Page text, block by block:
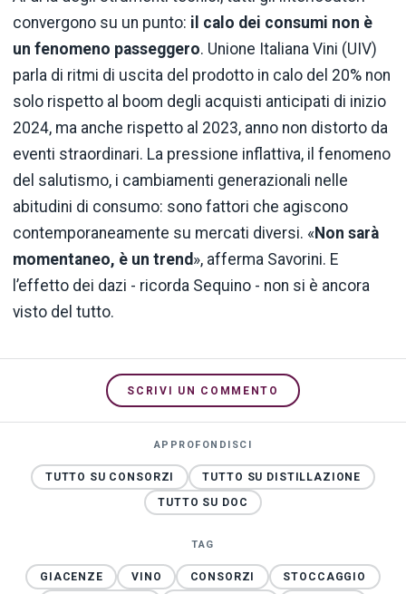
convergono su un punto: il calo dei consumi non è
un fenomeno passeggero. Unione Italiana Vini (UIV)
parla di ritmi di uscita del prodotto in calo del 20% non
solo rispetto al boom degli acquisti anticipati di inizio
2024, ma anche rispetto al 2023, anno non distorto da
eventi straordinari. La pressione inflattiva, il fenomeno
del salutismo, i cambiamenti generazionali nelle
abitudini di consumo: sono fattori che agiscono
contemporaneamente su mercati diversi. «Non sarà
momentaneo, è un trend», afferma Savorini. E
l’effetto dei dazi - ricorda Sequino - non si è ancora
visto del tutto.
SCRIVI UN COMMENTO
APPROFONDISCI
TUTTO SU CONSORZI
TUTTO SU DISTILLAZIONE
TUTTO SU DOC
TAG
GIACENZE VINO CONSORZI
STOCCAGGIO